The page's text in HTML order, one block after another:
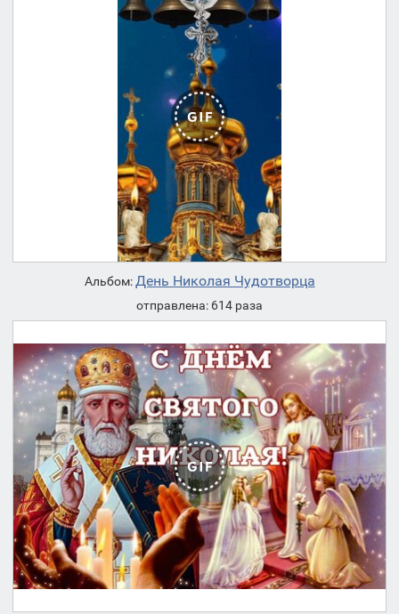
Альбом:День Николая Чудотворца
отправлена: 614 раза